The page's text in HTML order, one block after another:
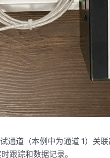
通道（本例中为通道 1）关
跟踪和数据记录。